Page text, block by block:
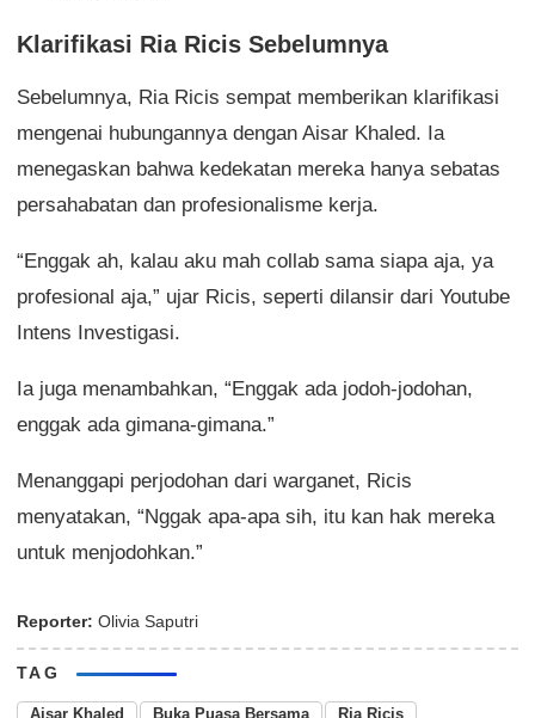
Klarifikasi Ria Ricis Sebelumnya
Sebelumnya, Ria Ricis sempat memberikan klarifikasi
mengenai hubungannya dengan Aisar Khaled. Ia
menegaskan bahwa kedekatan mereka hanya sebatas
persahabatan dan profesionalisme kerja.
“Enggak ah, kalau aku mah collab sama siapa aja, ya
profesional aja,” ujar Ricis, seperti dilansir dari Youtube
Intens Investigasi.
Ia juga menambahkan, “Enggak ada jodoh-jodohan,
enggak ada gimana-gimana.”
Menanggapi perjodohan dari warganet, Ricis
menyatakan, “Nggak apa-apa sih, itu kan hak mereka
untuk menjodohkan.”
Reporter: Olivia Saputri
TAG
Aisar Khaled Buka Puasa Bersama Ria Ricis